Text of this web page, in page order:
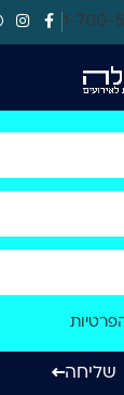
1-700-
שליחה